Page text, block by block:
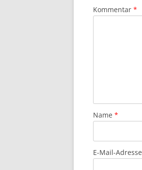
Kommentar *
Name *
E-Mail-Adresse